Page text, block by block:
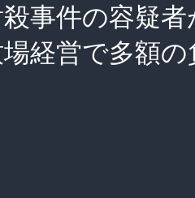
殺事件の容疑
経営で多額の